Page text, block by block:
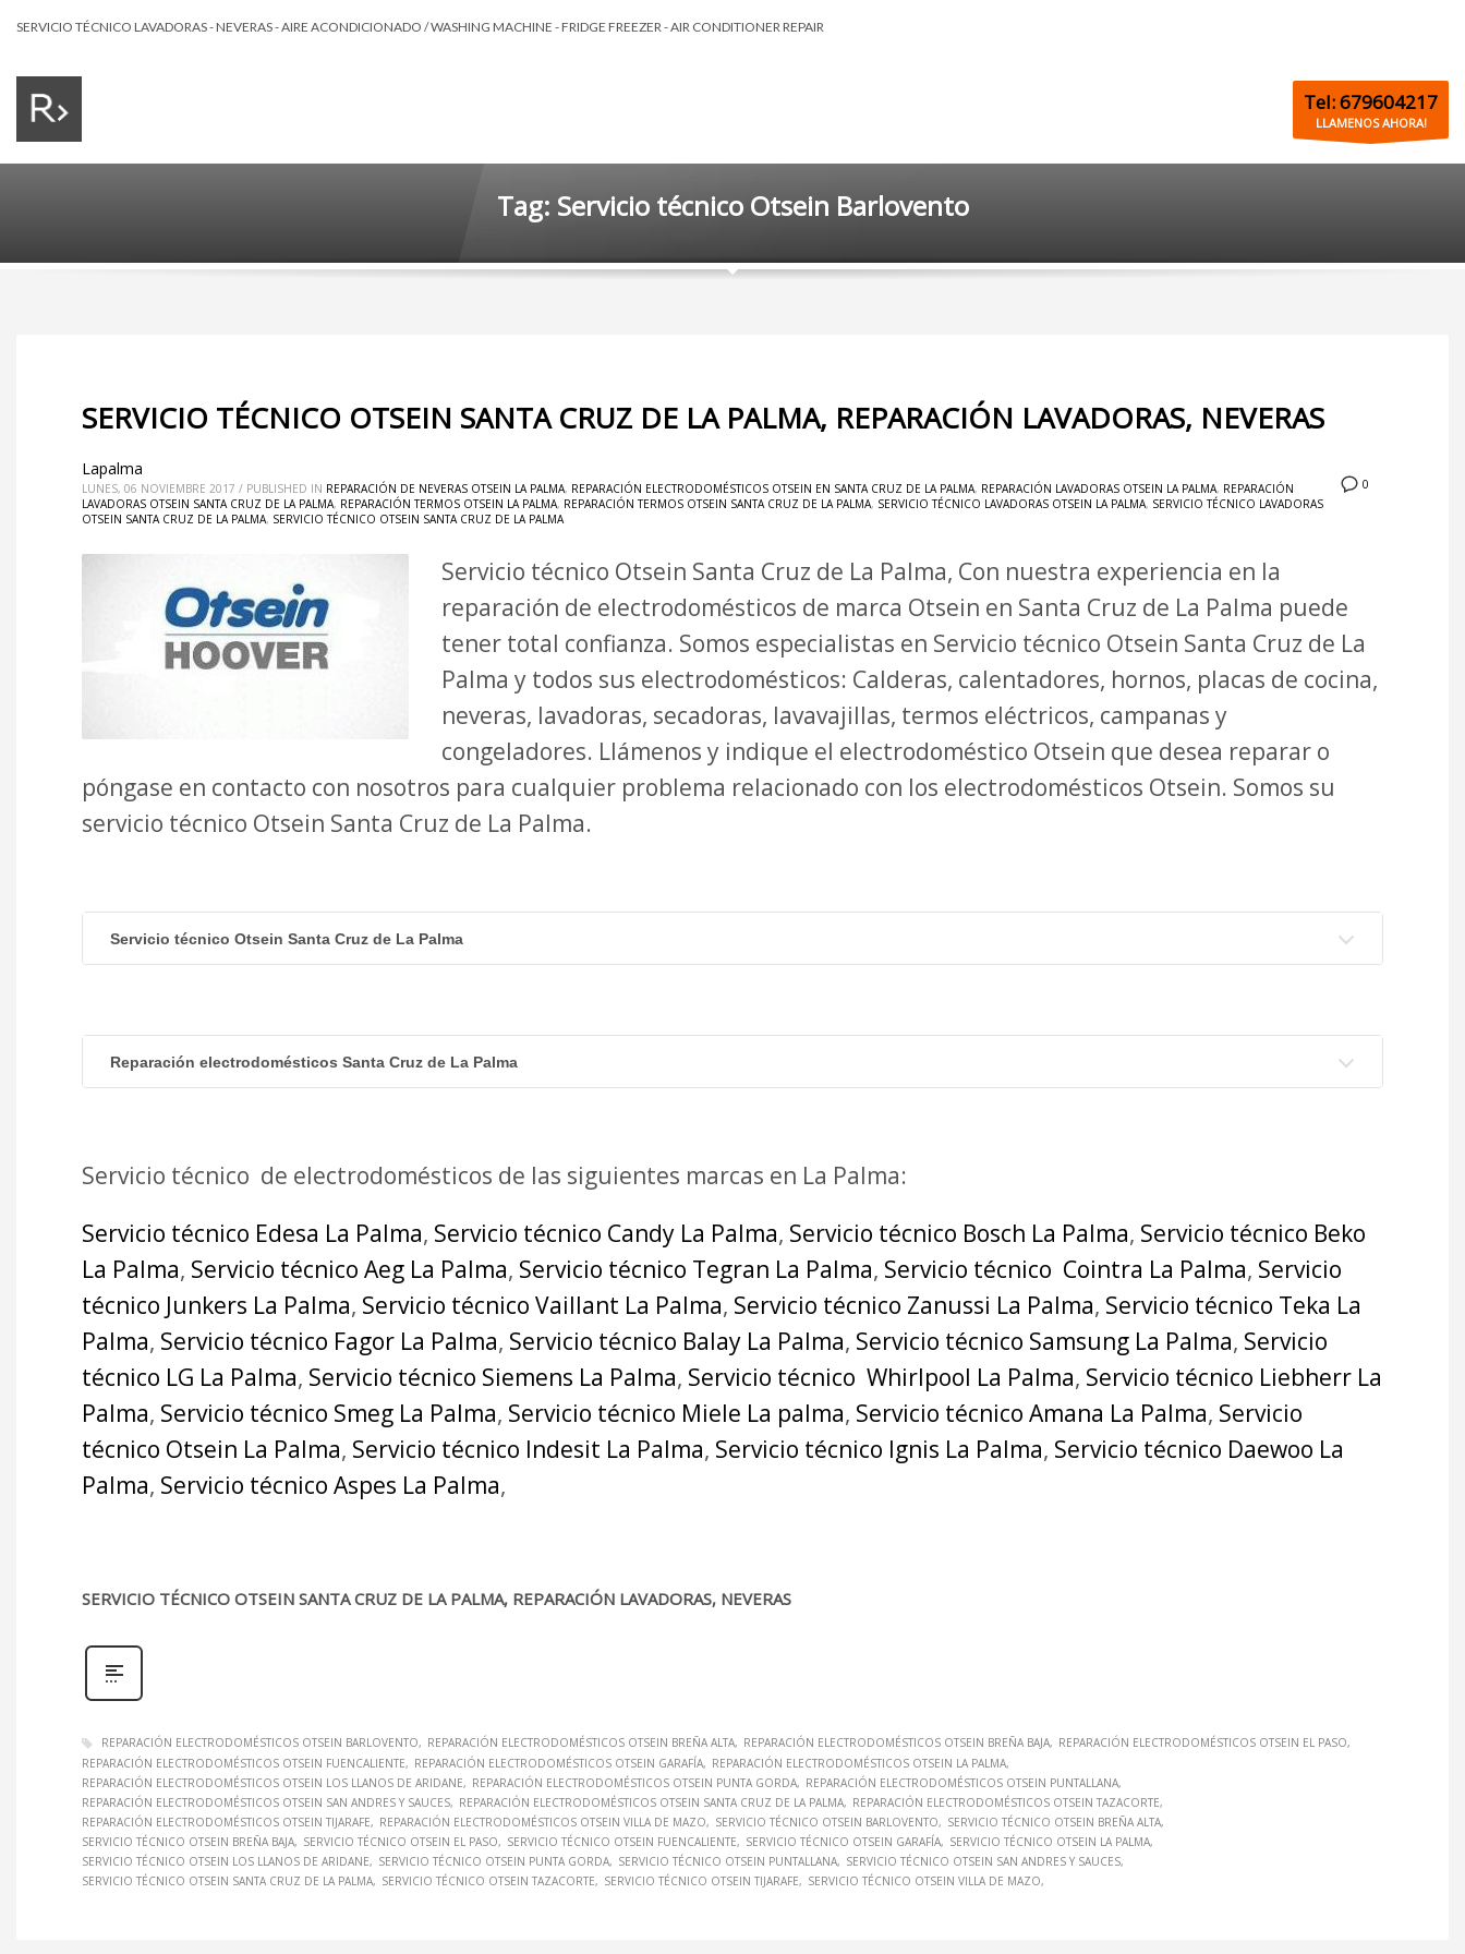
SERVICIO TÉCNICO LAVADORAS - NEVERAS - AIRE ACONDICIONADO / WASHING MACHINE - FRIDGE FREEZER - AIR CONDITIONER REPAIR
Tel: 679604217
LLAMENOS AHORA!
Tag: Servicio técnico Otsein Barlovento
SERVICIO TÉCNICO OTSEIN SANTA CRUZ DE LA PALMA, REPARACIÓN LAVADORAS, NEVERAS
0
Lapalma
LUNES, 06 NOVIEMBRE 2017 / PUBLISHED IN REPARACIÓN DE NEVERAS OTSEIN LA PALMA, REPARACIÓN ELECTRODOMÉSTICOS OTSEIN EN SANTA CRUZ DE LA PALMA, REPARACIÓN LAVADORAS OTSEIN LA PALMA, REPARACIÓN
LAVADORAS OTSEIN SANTA CRUZ DE LA PALMA, REPARACIÓN TERMOS OTSEIN LA PALMA, REPARACIÓN TERMOS OTSEIN SANTA CRUZ DE LA PALMA, SERVICIO TÉCNICO LAVADORAS OTSEIN LA PALMA, SERVICIO TÉCNICO LAVADORAS
OTSEIN SANTA CRUZ DE LA PALMA, SERVICIO TÉCNICO OTSEIN SANTA CRUZ DE LA PALMA
Servicio técnico Otsein Santa Cruz de La Palma, Con nuestra experiencia en la
reparación de electrodomésticos de marca Otsein en Santa Cruz de La Palma puede
tener total confianza. Somos especialistas en Servicio técnico Otsein Santa Cruz de La
Palma y todos sus electrodomésticos: Calderas, calentadores, hornos, placas de cocina,
neveras, lavadoras, secadoras, lavavajillas, termos eléctricos, campanas y
congeladores. Llámenos y indique el electrodoméstico Otsein que desea reparar o
póngase en contacto con nosotros para cualquier problema relacionado con los electrodomésticos Otsein. Somos su
servicio técnico Otsein Santa Cruz de La Palma.
Servicio técnico Otsein Santa Cruz de La Palma
Reparación electrodomésticos Santa Cruz de La Palma
Servicio técnico de electrodomésticos de las siguientes marcas en La Palma:
Servicio técnico Edesa La Palma, Servicio técnico Candy La Palma, Servicio técnico Bosch La Palma, Servicio técnico Beko
La Palma, Servicio técnico Aeg La Palma, Servicio técnico Tegran La Palma, Servicio técnico Cointra La Palma, Servicio
técnico Junkers La Palma, Servicio técnico Vaillant La Palma, Servicio técnico Zanussi La Palma, Servicio técnico Teka La
Palma, Servicio técnico Fagor La Palma, Servicio técnico Balay La Palma, Servicio técnico Samsung La Palma, Servicio
técnico LG La Palma, Servicio técnico Siemens La Palma, Servicio técnico Whirlpool La Palma, Servicio técnico Liebherr La
Palma, Servicio técnico Smeg La Palma, Servicio técnico Miele La palma, Servicio técnico Amana La Palma, Servicio
técnico Otsein La Palma, Servicio técnico Indesit La Palma, Servicio técnico Ignis La Palma, Servicio técnico Daewoo La
Palma, Servicio técnico Aspes La Palma,
SERVICIO TÉCNICO OTSEIN SANTA CRUZ DE LA PALMA, REPARACIÓN LAVADORAS, NEVERAS
REPARACIÓN ELECTRODOMÉSTICOS OTSEIN BARLOVENTO REPARACIÓN ELECTRODOMÉSTICOS OTSEIN BREÑA ALTA REPARACIÓN ELECTRODOMÉSTICOS OTSEIN BREÑA BAJA
REPARACIÓN ELECTRODOMÉSTICOS OTSEIN EL PASO
REPARACIÓN ELECTRODOMÉSTICOS OTSEIN FUENCALIENTE
REPARACIÓN ELECTRODOMÉSTICOS OTSEIN GARAFÍA
REPARACIÓN ELECTRODOMÉSTICOS OTSEIN LA PALMA
REPARACIÓN ELECTRODOMÉSTICOS OTSEIN LOS LLANOS DE ARIDANE
REPARACIÓN ELECTRODOMÉSTICOS OTSEIN PUNTA GORDA
REPARACIÓN ELECTRODOMÉSTICOS OTSEIN PUNTALLANA
REPARACIÓN ELECTRODOMÉSTICOS OTSEIN SAN ANDRES Y SAUCES
REPARACIÓN ELECTRODOMÉSTICOS OTSEIN SANTA CRUZ DE LA PALMA
REPARACIÓN ELECTRODOMÉSTICOS OTSEIN TAZACORTE
REPARACIÓN ELECTRODOMÉSTICOS OTSEIN TIJARAFE
REPARACIÓN ELECTRODOMÉSTICOS OTSEIN VILLA DE MAZO SERVICIO TÉCNICO OTSEIN BARLOVENTO
SERVICIO TÉCNICO OTSEIN BREÑA ALTA
SERVICIO TÉCNICO OTSEIN BREÑA BAJA
SERVICIO TÉCNICO OTSEIN EL PASO SERVICIO TÉCNICO OTSEIN FUENCALIENTE SERVICIO TÉCNICO OTSEIN GARAFÍA
SERVICIO TÉCNICO OTSEIN LA PALMA
SERVICIO TÉCNICO OTSEIN LOS LLANOS DE ARIDANE
SERVICIO TÉCNICO OTSEIN PUNTA GORDA SERVICIO TÉCNICO OTSEIN PUNTALLANA
SERVICIO TÉCNICO OTSEIN SAN ANDRES Y SAUCES
SERVICIO TÉCNICO OTSEIN SANTA CRUZ DE LA PALMA
SERVICIO TÉCNICO OTSEIN TAZACORTE SERVICIO TÉCNICO OTSEIN TIJARAFE SERVICIO TÉCNICO OTSEIN VILLA DE MAZO